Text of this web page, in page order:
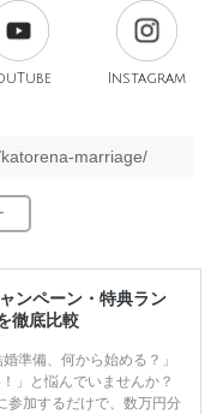
Instagram
marriage/
ンペーン・特典ラン
徹底比較
準備、何から始める？」
」と悩んでいませんか？
参加するだけで、数万円分